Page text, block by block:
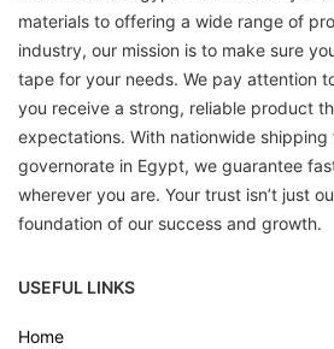
materials to offering a wide range of
industry, our mission is to make sure
tape for your needs. We pay attention
you receive a strong, reliable product
expectations. With nationwide shipping
governorate in Egypt, we guarantee
wherever you are. Your trust isn’t just
foundation of our success and growth.
USEFUL LINKS
Home